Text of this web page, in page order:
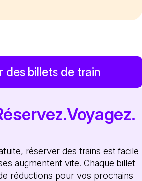
des billets de train
réserver des trains est facile
augmentent vite. Chaque billet
réductions pour vos prochains